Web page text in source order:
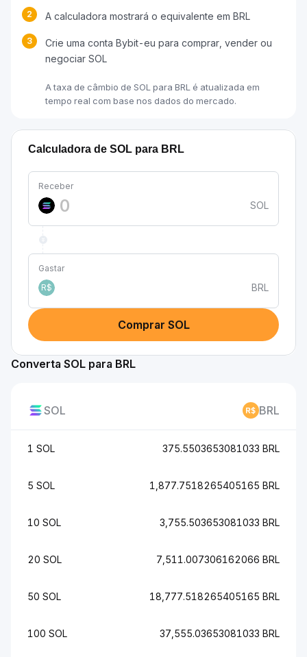
2 A calculadora mostrará o equivalente em BRL
3
Crie uma conta Bybit-eu para comprar, vender ou
negociar SOL
A taxa de câmbio de SOL para BRL é atualizada em
tempo real com base nos dados do mercado.
Calculadora de SOL para BRL
Receber
SOL
Gastar
R$
BRL
Comprar SOL
Converta SOL para BRL
SOL BRL
1 SOL 375.5503653081033 BRL
5 SOL 1,877.7518265405165 BRL
10 SOL 3,755.503653081033 BRL
20 SOL 7,511.007306162066 BRL
50 SOL 18,777.518265405165 BRL
100 SOL 37,555.03653081033 BRL